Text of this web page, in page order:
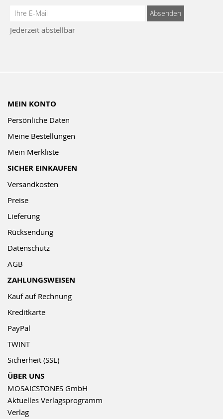
Anmeldung
Newsletter:
Absenden
Jederzeit abstellbar
MEIN KONTO
Persönliche Daten
Meine Bestellungen
Mein Merkliste
SICHER EINKAUFEN
Versandkosten
Preise
Lieferung
Rücksendung
Datenschutz
AGB
ZAHLUNGSWEISEN
Kauf auf Rechnung
Kreditkarte
PayPal
TWINT
Sicherheit (SSL)
ÜBER UNS
MOSAICSTONES GmbH
Aktuelles Verlagsprogramm
Verlag